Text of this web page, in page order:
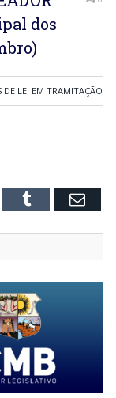
dos
DE LEI EM TRAMITAÇÃO
Tumblr Email